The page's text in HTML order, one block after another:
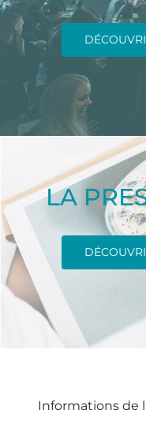
LA
Informations de